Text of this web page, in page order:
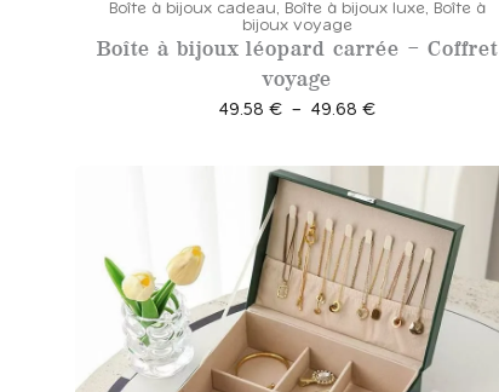
Boîte à bijoux cadeau, Boîte à bijoux luxe, Boîte à
bijoux voyage
Boîte à bijoux léopard carrée – Coffret
voyage
49.58 € – 49.68 €P
a
g
e
d
e
p
r
i